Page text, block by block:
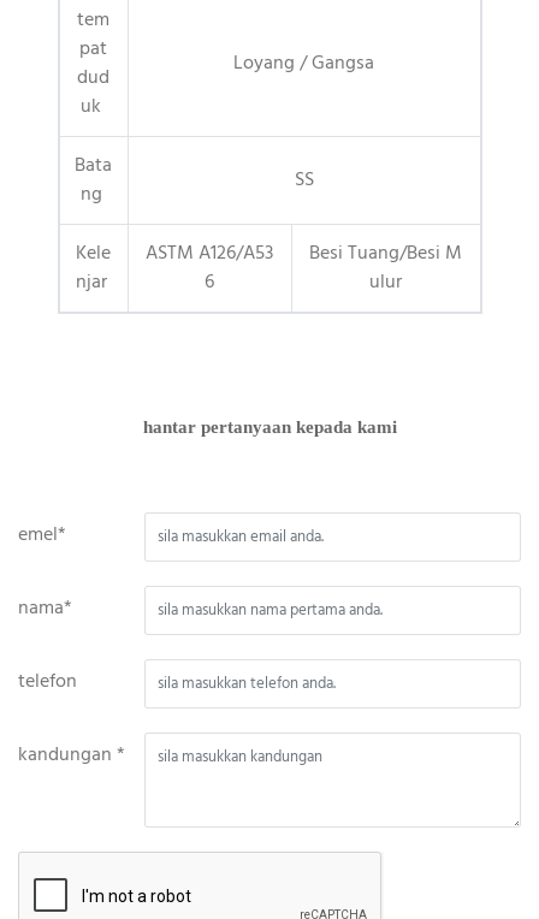
tem
pat
dud
uk
Loyang / Gangsa
Bata
ng
SS
Kele
njar
ASTM A126/A53
6
Besi Tuang/Besi M
ulur
hantar pertanyaan kepada kami
emel*
nama*
telefon
kandungan *